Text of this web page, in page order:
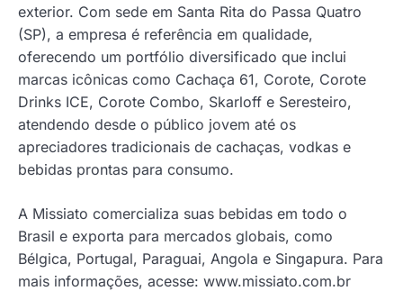
exterior. Com sede em Santa Rita do Passa Quatro
(SP), a empresa é referência em qualidade,
oferecendo um portfólio diversificado que inclui
marcas icônicas como Cachaça 61, Corote, Corote
Drinks ICE, Corote Combo, Skarloff e Seresteiro,
atendendo desde o público jovem até os
apreciadores tradicionais de cachaças, vodkas e
bebidas prontas para consumo.
A Missiato comercializa suas bebidas em todo o
Brasil e exporta para mercados globais, como
Bélgica, Portugal, Paraguai, Angola e Singapura. Para
mais informações, acesse: www.missiato.com.br